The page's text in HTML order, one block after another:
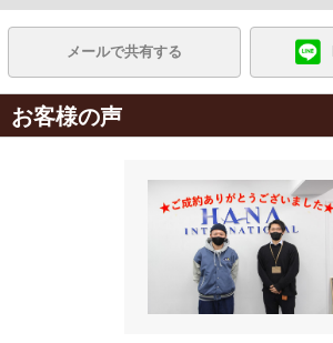
メールで共有する
お客様の声